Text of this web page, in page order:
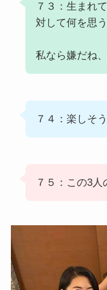
７３：生まれ
対して何を思う
私なら嫌だね
７４：楽しそ
７５：この3人